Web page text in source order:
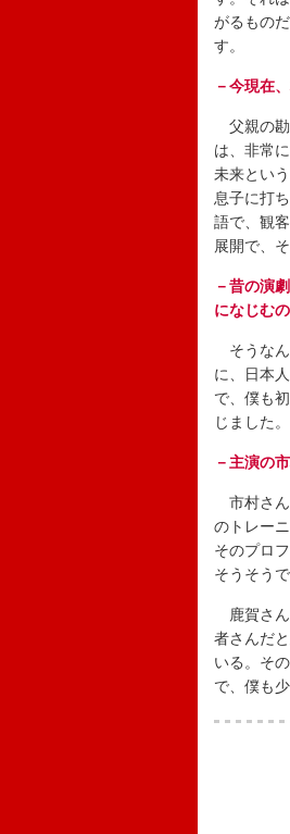
がるもの
す。
－今現在
父親の勘
は、非常
未来とい
息子に打
語で、観
展開で、
－昔の演
になじむ
そうなん
に、日本
で、僕も
じました
－主演の
市村さん
のトレー
そのプロ
そうそう
鹿賀さん
者さんだ
いる。そ
で、僕も